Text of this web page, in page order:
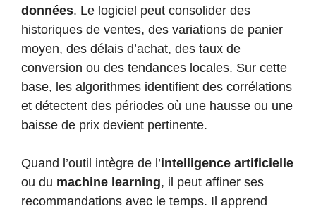
données. Le logiciel peut consolider des
historiques de ventes, des variations de panier
moyen, des délais d’achat, des taux de
conversion ou des tendances locales. Sur cette
base, les algorithmes identifient des corrélations
et détectent des périodes où une hausse ou une
baisse de prix devient pertinente.
Quand l’outil intègre de l’intelligence artificielle
ou du machine learning, il peut affiner ses
recommandations avec le temps. Il apprend